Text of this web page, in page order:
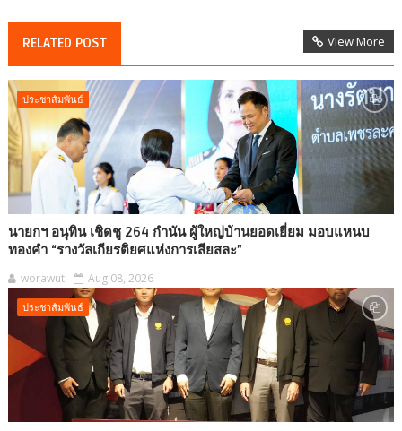
RELATED POST View More
ประชาสัมพันธ์
นายกฯ อนุทิน เชิดชู 264 กำนัน ผู้ใหญ่บ้านยอดเยี่ยม มอบแหนบ
ทองคำ “รางวัลเกียรติยศแห่งการเสียสละ”
worawut Aug 08, 2026
ประชาสัมพันธ์